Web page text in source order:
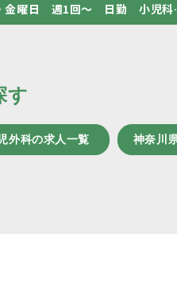
・金曜日 週1回～ 日勤 小児
す
外科の求人一覧 神奈川